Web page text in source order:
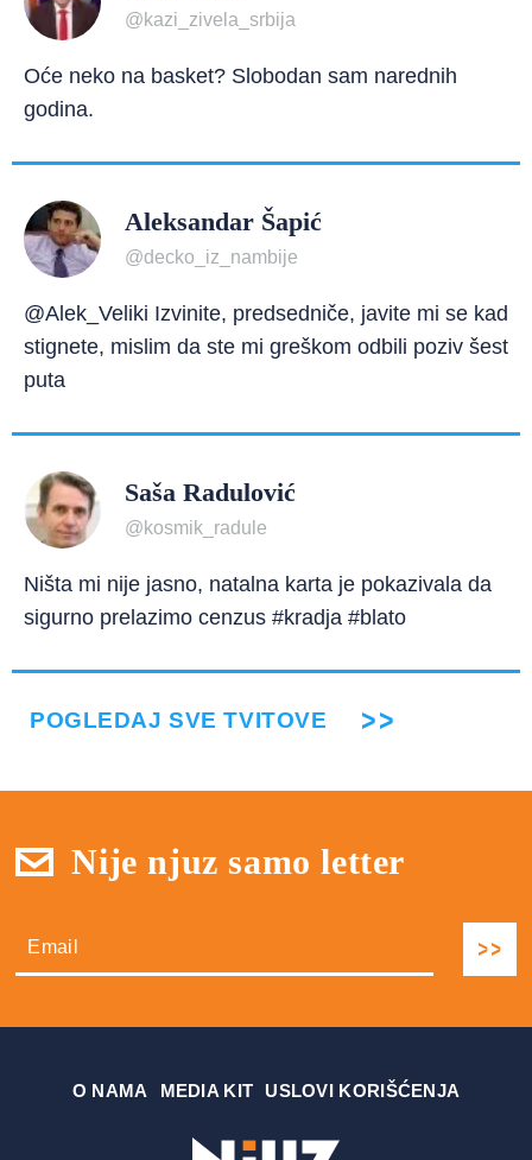
@kazi_zivela_srbija
Oće neko na basket? Slobodan sam narednih
godina.
Aleksandar Šapić
@decko_iz_nambije
@Alek_Veliki Izvinite, predsedniče, javite mi se kad
stignete, mislim da ste mi greškom odbili poziv šest
puta
Saša Radulović
@kosmik_radule
Ništa mi nije jasno, natalna karta je pokazivala da
sigurno prelazimo cenzus #kradja #blato
POGLEDAJ SVE TVITOVE
Nije njuz samo letter
О NAMA MEDIA KIT USLOVI KORIŠĆENJA